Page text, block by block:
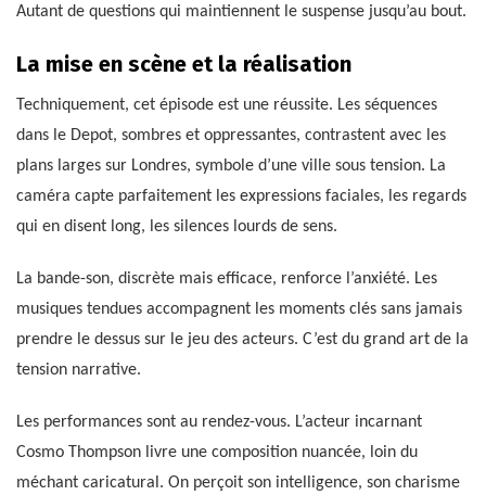
Autant de questions qui maintiennent le suspense jusqu’au bout.
La mise en scène et la réalisation
Techniquement, cet épisode est une réussite. Les séquences
dans le Depot, sombres et oppressantes, contrastent avec les
plans larges sur Londres, symbole d’une ville sous tension. La
caméra capte parfaitement les expressions faciales, les regards
qui en disent long, les silences lourds de sens.
La bande-son, discrète mais efficace, renforce l’anxiété. Les
musiques tendues accompagnent les moments clés sans jamais
prendre le dessus sur le jeu des acteurs. C’est du grand art de la
tension narrative.
Les performances sont au rendez-vous. L’acteur incarnant
Cosmo Thompson livre une composition nuancée, loin du
méchant caricatural. On perçoit son intelligence, son charisme